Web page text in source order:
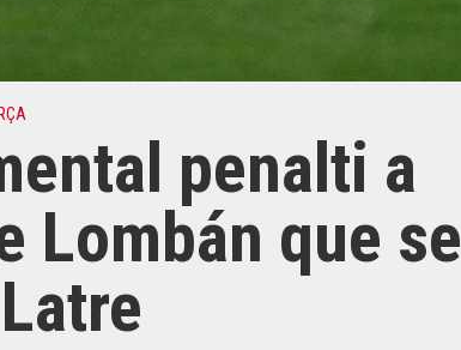
penalti a
Lombán que se